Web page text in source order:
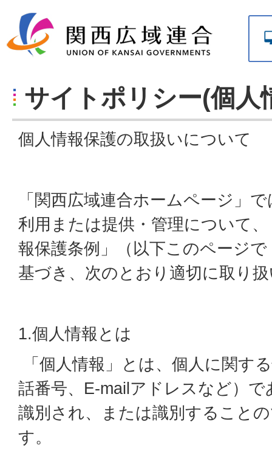
サイトポリシー(個人
個人情報保護の取扱いについて
「関西広域連合ホームページ」
利用または提供・管理について
報保護条例」（以下このページ
基づき、次のとおり適切に取り
1.個人情報とは
「個人情報」とは、個人に関す
話番号、E-mailアドレスなど）
識別され、または識別すること
す。